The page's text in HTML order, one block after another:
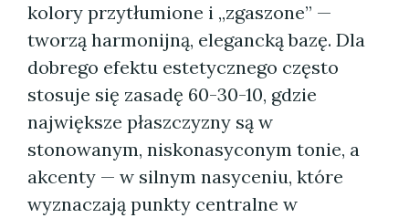
kolory przytłumione i „zgaszone” —
tworzą harmonijną, elegancką bazę. Dla
dobrego efektu estetycznego często
stosuje się zasadę 60-30-10, gdzie
największe płaszczyzny są w
stonowanym, niskonasyconym tonie, a
akcenty — w silnym nasyceniu, które
wyznaczają punkty centralne w